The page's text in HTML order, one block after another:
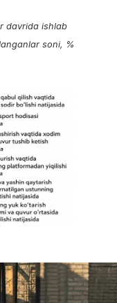
davrida ishlab
soni, %